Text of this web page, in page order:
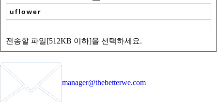
전송할 파일[512KB 이하]을 선택하세요.
manager@thebetterwe.com